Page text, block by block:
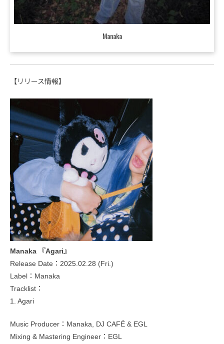
Manaka
【リリース情報】
Manaka 『Agari』
Release Date：2025.02.28 (Fri.)
Label：Manaka
Tracklist：
1. Agari
Music Producer：Manaka, DJ CAFÉ & EGL
Mixing & Mastering Engineer：EGL